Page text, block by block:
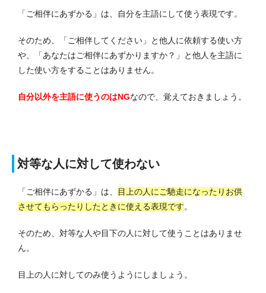
「ご相伴にあずかる」は、自分を主語にして使う表現です。
そのため、「ご相伴してください」と他人に依頼する使い方
や、「あなたはご相伴にあずかりますか？」と他人を主語に
した使い方をすることはありません。
自分以外を主語に使うのはNGなので、覚えておきましょう。
対等な人に対して使わない
「ご相伴にあずかる」は、
目上の人にご馳走になったりお供
させてもらったりしたときに使える表現です。
そのため、対等な人や目下の人に対して使うことはありませ
ん。
目上の人に対してのみ使うようにしましょう。